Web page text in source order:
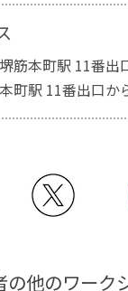
筋本町駅 11番出
町駅 11番出口か
の他のワーク